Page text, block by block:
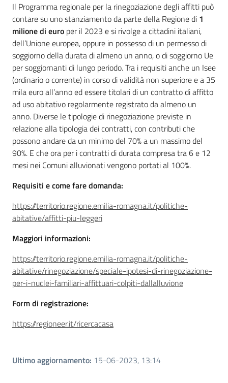
Il Programma regionale per la rinegoziazione degli affitti può
contare su uno stanziamento da parte della Regione di 1
milione di euro per il 2023 e si rivolge a cittadini italiani,
dell’Unione europea, oppure in possesso di un permesso di
soggiorno della durata di almeno un anno, o di soggiorno Ue
per soggiornanti di lungo periodo. Tra i requisiti anche un Isee
(ordinario o corrente) in corso di validità non superiore e a 35
mila euro all’anno ed essere titolari di un contratto di affitto
ad uso abitativo regolarmente registrato da almeno un
anno. Diverse le tipologie di rinegoziazione previste in
relazione alla tipologia dei contratti, con contributi che
possono andare da un minimo del 70% a un massimo del
90%. E che ora per i contratti di durata compresa tra 6 e 12
mesi nei Comuni alluvionati vengono portati al 100%.
Requisiti e come fare domanda:
https://territorio.regione.emilia-romagna.it/politiche-
abitative/affitti-piu-leggeri
Maggiori informazioni:
https://territorio.regione.emilia-romagna.it/politiche-
abitative/rinegoziazione/speciale-ipotesi-di-rinegoziazione-
per-i-nuclei-familiari-affittuari-colpiti-dallalluvione
Form di registrazione:
https://regioneer.it/ricercacasa
Ultimo aggiornamento: 15-06-2023, 13:14